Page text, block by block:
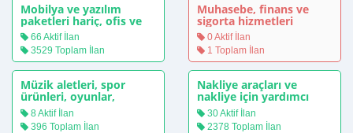
Mobilya ve yazılım
paketleri hariç, ofis ve
bilgi işlem makineleri,
ekipman ve malzemeleri
66 Aktif İlan
3529 Toplam İlan
Muhasebe, finans ve
sigorta hizmetleri
0 Aktif İlan
1 Toplam İlan
Müzik aletleri, spor
ürünleri, oyunlar,
oyuncaklar, el sanatları,
sanat
8 Aktif İlan
396 Toplam İlan
Nakliye araçları ve
nakliye için yardımcı
ürünler
30 Aktif İlan
2378 Toplam İlan